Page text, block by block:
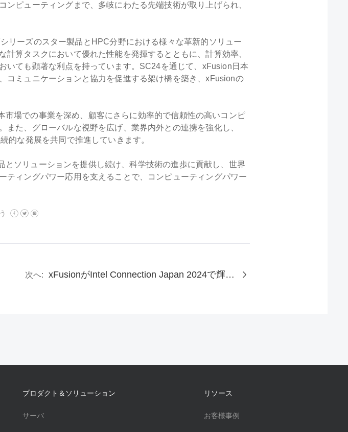
ピューティングまで、多岐にわたる先端技術が取り上げられ、
リーズのスター製品とHPC分野における様々な革新的ソリュー
算タスクにおいて優れた性能を発揮するとともに、計算効率、
いても顕著な利点を持っています。SC24を通じて、xFusion日本
コミュニケーションと協力を促進する架け橋を築き、xFusionの
場での事業を深め、顧客にさらに効率的で信頼性の高いコンピ
た、グローバルな視野を広げ、業界内外との連携を強化し、
的な発展を共同で推進していきます。
ソリューションを提供し続け、科学技術の進歩に貢献し、世界
ィングパワー応用を支えることで、コンピューティングパワー
次へ: xFusionがIntel Connection Japan 2024で輝く 日本市場での事業を深め、インテリジェントで新しい未来を共に創造
プロダクト＆ソリューション
サーバ
リソース
お客様事例